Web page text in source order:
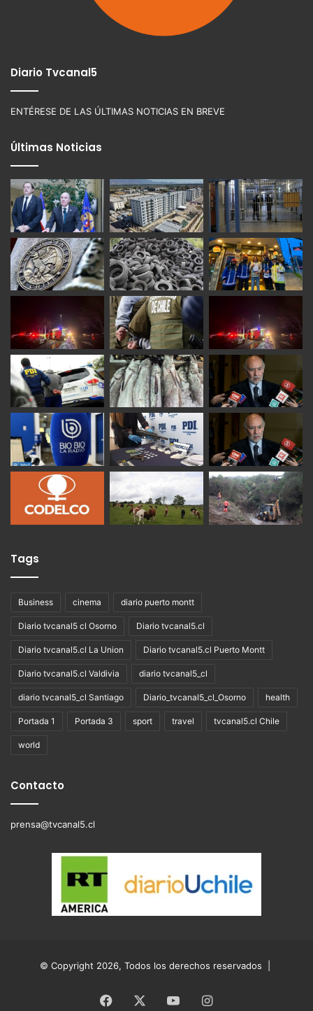
Diario Tvcanal5
ENTÉRESE DE LAS ÚLTIMAS NOTICIAS EN BREVE
Últimas Noticias
Tags
Business cinema diario puerto montt
Diario tvcanal5 cl Osorno Diario tvcanal5.cl
Diario tvcanal5.cl La Union Diario tvcanal5.cl Puerto Montt
Diario tvcanal5.cl Valdivia diario tvcanal5_cl
diario tvcanal5_cl Santiago Diario_tvcanal5_cl_Osorno health
Portada 1 Portada 3 sport travel tvcanal5.cl Chile
world
Contacto
prensa@tvcanal5.cl
© Copyright 2026, Todos los derechos reservados |
Facebook YouTubeInstagram